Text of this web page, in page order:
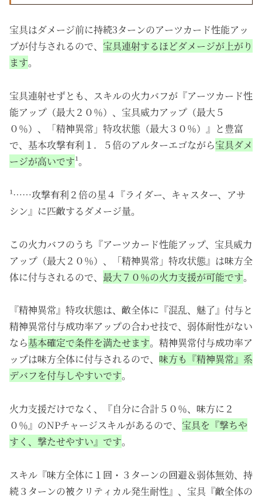
宝具はダメージ前に持続3ターンのアーツカード性能アッ
プが付与されるので、 宝具連射するほどダメージが上がり
ます。
宝具連射せずとも、スキルの火力バフが『アーツカード性
能アップ（最大２０％）、宝具威力アップ（最大５
０％）、「精神異常」特攻状態（最大３０％）』と豊富
で、基本攻撃有利１．５倍のアルターエゴながら宝具ダメ
ージが高いです¹。
¹……攻撃有利２倍の星４『ライダー、キャスター、アサ
シン』に匹敵するダメージ量。
この火力バフのうち『アーツカード性能アップ、宝具威力
アップ（最大２０％）、「精神異常」特攻状態』は味方全
体に付与されるので、 最大７０％の火力支援が可能です。
『精神異常』特攻状態は、敵全体に『混乱、魅了』付与と
精神異常付与成功率アップの合わせ技で、弱体耐性がない
なら基本確定で条件を満たせます。精神異常付与成功率ア
ップは味方全体に付与されるので、 味方も『精神異常』系
デバフを付与しやすいです。
火力支援だけでなく、『自分に合計５０％、味方に２
０％』のNPチャージスキルがあるので、 宝具を『撃ちや
すく、撃たせやすい』です。
スキル 『味方全体に １回・３ターンの回避＆弱体無効、持
続３ターンの被クリティカル発生耐性』、宝具『敵全体の